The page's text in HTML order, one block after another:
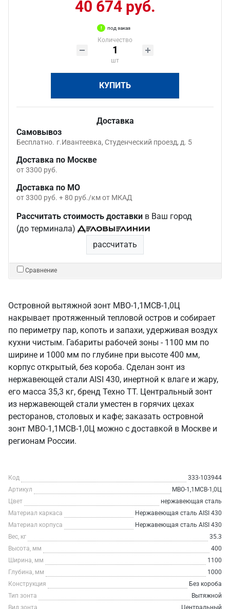
40 674 руб.
под заказ
Количество
шт
КУПИТЬ
Доставка
Самовывоз
Бесплатно. г.Ивантеевка, Студенческий проезд, д. 5
Доставка по Москве
от 3300 руб.
Доставка по МО
от 3300 руб. + 80 руб./км от МКАД
Рассчитать стоимость доставки в Ваш город
(до терминала)
рассчитать
Сравнение
Островной вытяжной зонт МВО-1,1МСВ-1,0Ц
накрывает протяженный тепловой остров и собирает
по периметру пар, копоть и запахи, удерживая воздух
кухни чистым. Габариты рабочей зоны - 1100 мм по
ширине и 1000 мм по глубине при высоте 400 мм,
корпус открытый, без короба. Сделан зонт из
нержавеющей стали AISI 430, инертной к влаге и жару,
его масса 35,3 кг, бренд Техно ТТ. Центральный зонт
из нержавеющей стали уместен в горячих цехах
ресторанов, столовых и кафе; заказать островной
зонт МВО-1,1МСВ-1,0Ц можно с доставкой в Москве и
регионам России.
Код
333-103944
Артикул
МВО-1,1МСВ-1,0Ц
Цвет
нержавеющая сталь
Материал каркаса
Нержавеющая сталь AISI 430
Материал корпуса
Нержавеющая сталь AISI 430
Вес, кг
35.3
Высота, мм
400
Ширина, мм
1100
Глубина, мм
1000
Конструкция
Без короба
Тип зонта
Вытяжной
Вид зонта
Центральный